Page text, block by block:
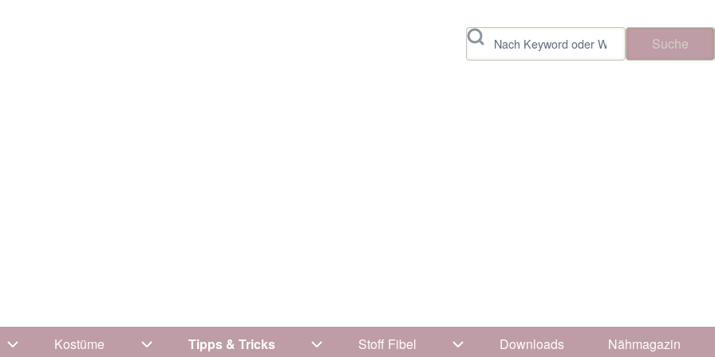
Suche
Unternavigation von Kleidung
Kostüme Unternavigation von Kostüme
Tipps & Tricks Unternavigation von Tipps & Tricks
Stoff Fibel Unternavigation von Stoff Fibel
Downloads Nähmagazin